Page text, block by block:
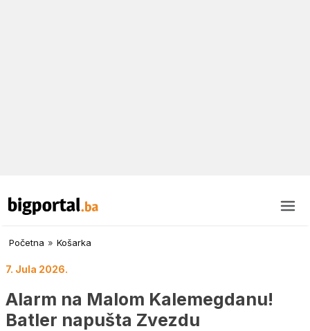
Početna » Košarka
7. Jula 2026.
Alarm na Malom Kalemegdanu!
Batler napušta Zvezdu